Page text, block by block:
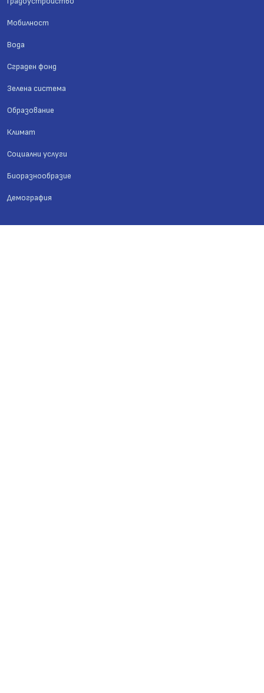
Мобилност
Вода
Сграден фонд
Зелена система
Образование
Климат
Социални услуги
Биоразнообразие
Демография